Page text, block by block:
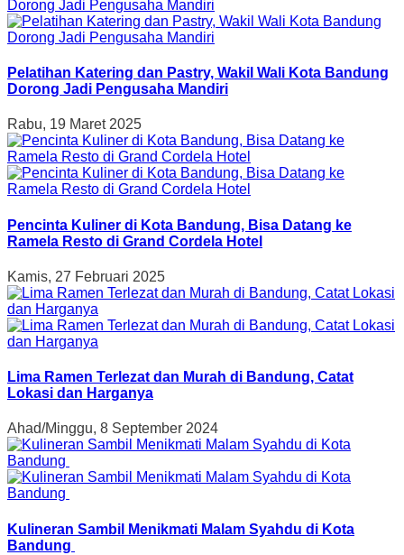
Pelatihan Katering dan Pastry, Wakil Wali Kota Bandung
Dorong Jadi Pengusaha Mandiri
Rabu, 19 Maret 2025
Pencinta Kuliner di Kota Bandung, Bisa Datang ke
Ramela Resto di Grand Cordela Hotel
Kamis, 27 Februari 2025
Lima Ramen Terlezat dan Murah di Bandung, Catat
Lokasi dan Harganya
Ahad/Minggu, 8 September 2024
Kulineran Sambil Menikmati Malam Syahdu di Kota
Bandung